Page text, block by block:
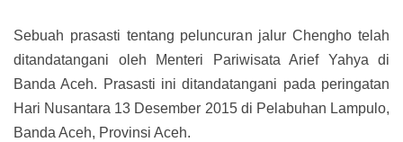
Sebuah prasasti tentang peluncuran jalur Chengho telah
ditandatangani oleh Menteri Pariwisata Arief Yahya di
Banda Aceh. Prasasti ini ditandatangani pada peringatan
Hari Nusantara 13 Desember 2015 di Pelabuhan Lampulo,
Banda Aceh, Provinsi Aceh.